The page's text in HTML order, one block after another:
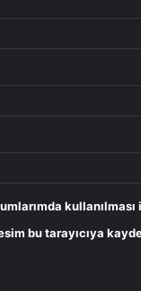
kullanılması
bu tarayıcıya